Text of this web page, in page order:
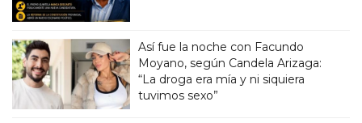
Así fue la noche con Facundo
Moyano, según Candela Arizaga:
“La droga era mía y ni siquiera
tuvimos sexo”